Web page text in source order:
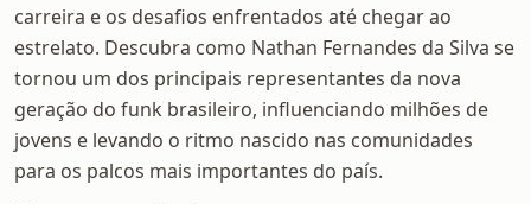
carreira e os desafios enfrentados até chegar ao
estrelato. Descubra como Nathan Fernandes da Silva se
tornou um dos principais representantes da nova
geração do funk brasileiro, influenciando milhões de
jovens e levando o ritmo nascido nas comunidades
para os palcos mais importantes do país.